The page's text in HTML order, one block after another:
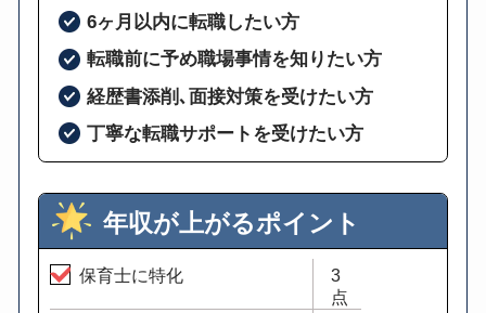
6ヶ月以内に転職したい方
転職前に予め職場事情を知りたい方
経歴書添削､面接対策を受けたい方
丁寧な転職サポートを受けたい方
年収が上がるポイント
保育士に特化
3
点